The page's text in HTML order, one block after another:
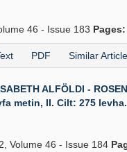
46 - Issue 183 Pages:
PDF Similar
ALFÖLDI -
metin, II. Cilt: 275 levha.
Volume 46 - Issue 184